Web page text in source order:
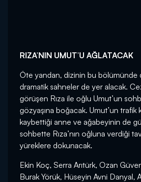
RIZA’NIN UMUT’U AĞLATACAK
Öte yandan, dizinin bu bölümünde
dramatik sahneler de yer alacak.
görüşen Rıza ile oğlu Umut’un
gözyaşına boğacak. Umut’un trafik
kaybettiği anne ve ağabeyinin de
sohbette Rıza’nın oğluna verdiği
yüreklere dokunacak.
Ekin Koç, Serra Arıtürk, Ozan
Burak Yörük, Hüseyin Avni Danyal,